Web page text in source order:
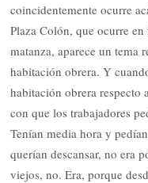
coincidentemente ocurre
Plaza Colón, que ocurre
matanza, aparece un tema
habitación obrera. Y
habitación obrera respecto
con que los trabajadores
Tenían media hora y
querían descansar, no era
viejos, no. Era, porque